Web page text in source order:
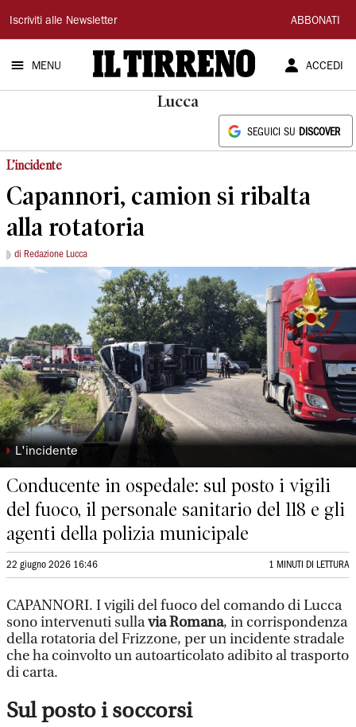
Il
Tirreno
Iscriviti alle Newsletter ABBONATI
MENU ACCEDI
Lucca
SEGUICI SU DISCOVER
L’incidente
Capannori, camion si ribalta
alla rotatoria
di Redazione Lucca
◗ L'incidente
Conducente in ospedale: sul posto i vigili
del fuoco, il personale sanitario del 118 e gli
agenti della polizia municipale
22 giugno 2026 16:46 1 MINUTI DI LETTURA
CAPANNORI. I vigili del fuoco del comando di Lucca
sono intervenuti sullavia Romana, in corrispondenza
della rotatoria del Frizzone, per un incidente stradale
che ha coinvolto un autoarticolato adibito al trasporto
di carta.
Sul posto i soccorsi